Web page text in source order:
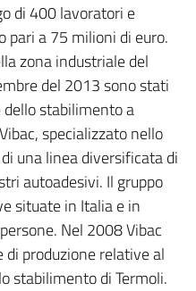
di 400 lavoratori e
a 75 milioni di euro.
zona industriale del
del 2013 sono stati
stabilimento a
specializzato nello
una linea diversificata di
autoadesivi. Il gruppo
situate in Italia e in
Nel 2008 Vibac
produzione relative al
stabilimento di Termoli.